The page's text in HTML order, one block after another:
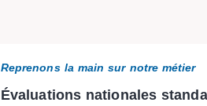
Reprenons la main sur notre métier
Évaluations nationales